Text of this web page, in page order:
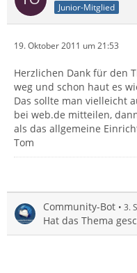
Junior-Mitglied
19. Oktober 2011 um 21:53
Herzlichen Dank für den
weg und schon haut es
Das sollte man vielleicht
bei web.de mitteilen,
als das allgemeine
Tom
Community-Bot 3.
Hat das Thema